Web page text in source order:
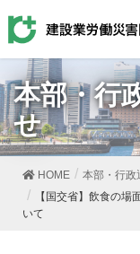
本部・行
せ
HOME
本部・行政
【国交省】飲食の場
いて